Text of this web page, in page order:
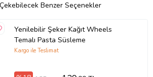
Benzer Seçenekler
Yenilebilir Şeker Kağıt Wheels
Temalı Pasta Süsleme
Kargo ile Teslimat